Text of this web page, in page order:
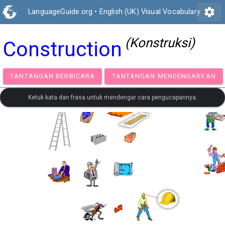
LanguageGuide.org • English (UK) Visual Vocabulary settings
Construction (Konstruksi)
TANTANGAN BERBICARA TANTANGAN
Ketuk kata dan frasa untuk mendengar cara pengucapannya.